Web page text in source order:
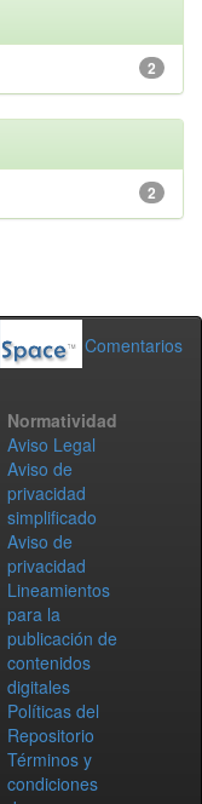
2
2
Comentarios
Normatividad
Aviso Legal
Aviso de
privacidad
simplificado
Aviso de
privacidad
Lineamientos
para la
publicación de
contenidos
digitales
Políticas del
Repositorio
Términos y
condiciones